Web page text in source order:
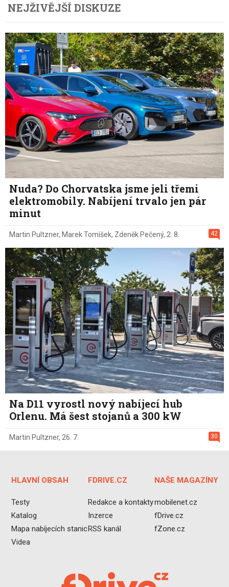
NEJŽIVĚJŠÍ DISKUZE
Nuda? Do Chorvatska jsme jeli třemi
elektromobily. Nabíjení trvalo jen pár
minut
42
Martin Pultzner, Marek Tomíšek, Zdeněk Pečený, 2. 8.
Na D11 vyrostl nový nabíjecí hub
Orlenu. Má šest stojanů a 300 kW
30
Martin Pultzner, 26. 7.
HLAVNÍ OBSAH
Testy
Katalog
Mapa nabíjecích stanic
Videa
FDRIVE.CZ
Redakce a kontakty
Inzerce
RSS kanál
NAŠE MAGAZÍNY
mobilenet.cz
fDrive.cz
fZone.cz